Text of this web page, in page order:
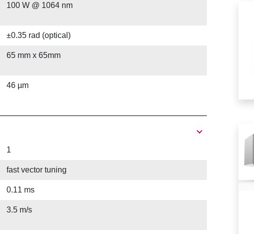
100 W @ 1064 nm
±0.35 rad (optical)
65 mm x 65mm
46 µm
1
fast vector tuning
0.11 ms
3.5 m/s